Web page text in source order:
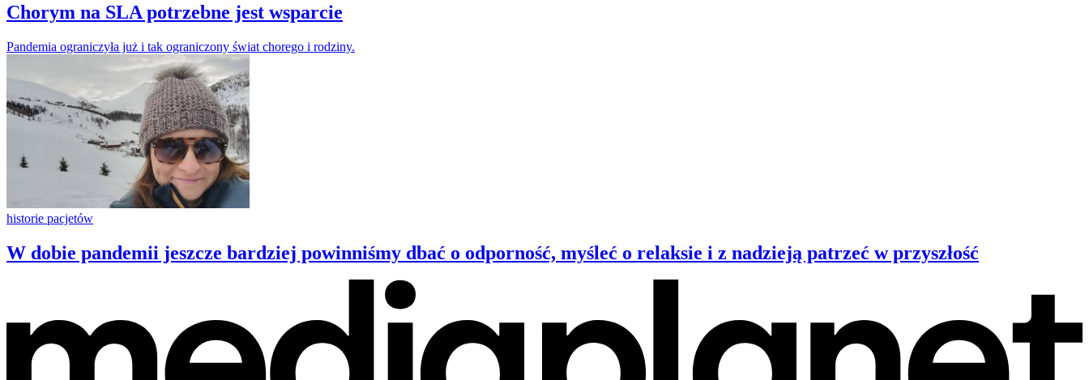
Chorym na SLA potrzebne jest wsparcie
Pandemia ograniczyła już i tak ograniczony świat chorego i rodziny.
historie pacjetów
W dobie pandemii jeszcze bardziej powinniśmy dbać o odporność, myśleć o relaksie i z nadzieją patrzeć w przyszłość